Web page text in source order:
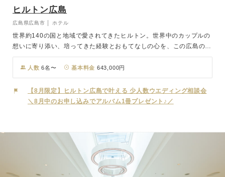
ヒルトン広島
広島県広島市 │ ホテル
世界約140の国と地域で愛されてきたヒルトン。世界中のカップルの
想いに寄り添い、培ってきた経験とおもてなしの心を、この広島の地
でもお届けします。広島の象徴である原爆ドームや平和 記念公園、
そして世界遺産・厳島神社へもアクセスしやすい特別なロケーション
も魅力のひとつ。チャペルは、国内外のラグジュアリーホテルを手掛
けてきたデザイナーによるもの。三段峡をモチーフ にした木々の連
なりと、奥に続く滝を思わせるデザインウォールが、おふたりを静か
ージしたブルーが広がる空間をご用意。ホテルならではの上質さと、
自由で心地よい時間を叶えるレセプションで、ゲストと一緒に特別な
時間をお過ごしください。
人数 6名〜 基本料金 643,000円
【8月限定】ヒルトン広島で叶える 少人数ウエディング相談会
＼8月中のお申し込みでアルバム1冊プレゼント♪／